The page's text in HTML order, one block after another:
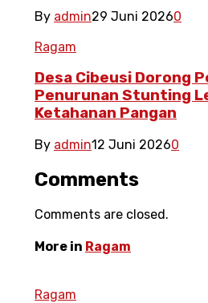
By admin29 Juni 20260
Ragam
Desa Cibeusi Dorong
Penurunan Stunting
Ketahanan Pangan
By admin12 Juni 20260
Comments
Comments are closed.
More in Ragam
Ragam